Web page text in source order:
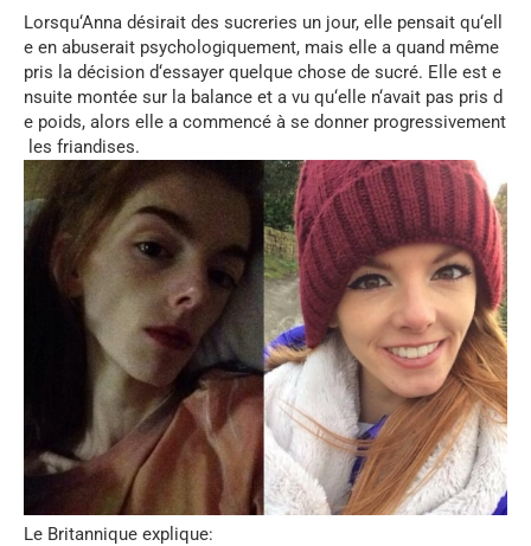
Lorsqu‘Anna désirait des sucreries un jour, elle pensait qu‘ell
e en abuserait psychologiquement, mais elle a quand même
pris la décision d‘essayer quelque chose de sucré. Elle est e
nsuite montée sur la balance et a vu qu‘elle n‘avait pas pris d
e poids, alors elle a commencé à se donner progressivement
les friandises.
Le Britannique explique: